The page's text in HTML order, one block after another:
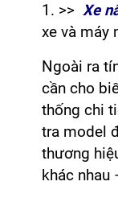
1. >> Xe
xe và máy
Ngoài ra
cần cho
thống chi
tra model
thương
khác nhau